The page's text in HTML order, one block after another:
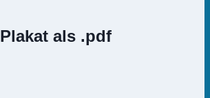
Plakat als .pdf